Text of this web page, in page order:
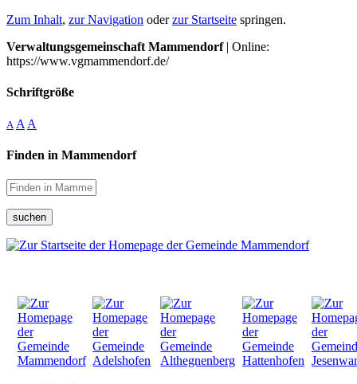
Zum Inhalt, zur Navigation oderzur Startseite springen.
Verwaltungsgemeinschaft Mammendorf| Online:
https://www.vgmammendorf.de/
Schriftgröße
A A A
Finden in Mammendorf
suchen